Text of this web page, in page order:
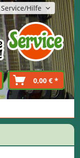
Service/Hilfe
0,00 € *